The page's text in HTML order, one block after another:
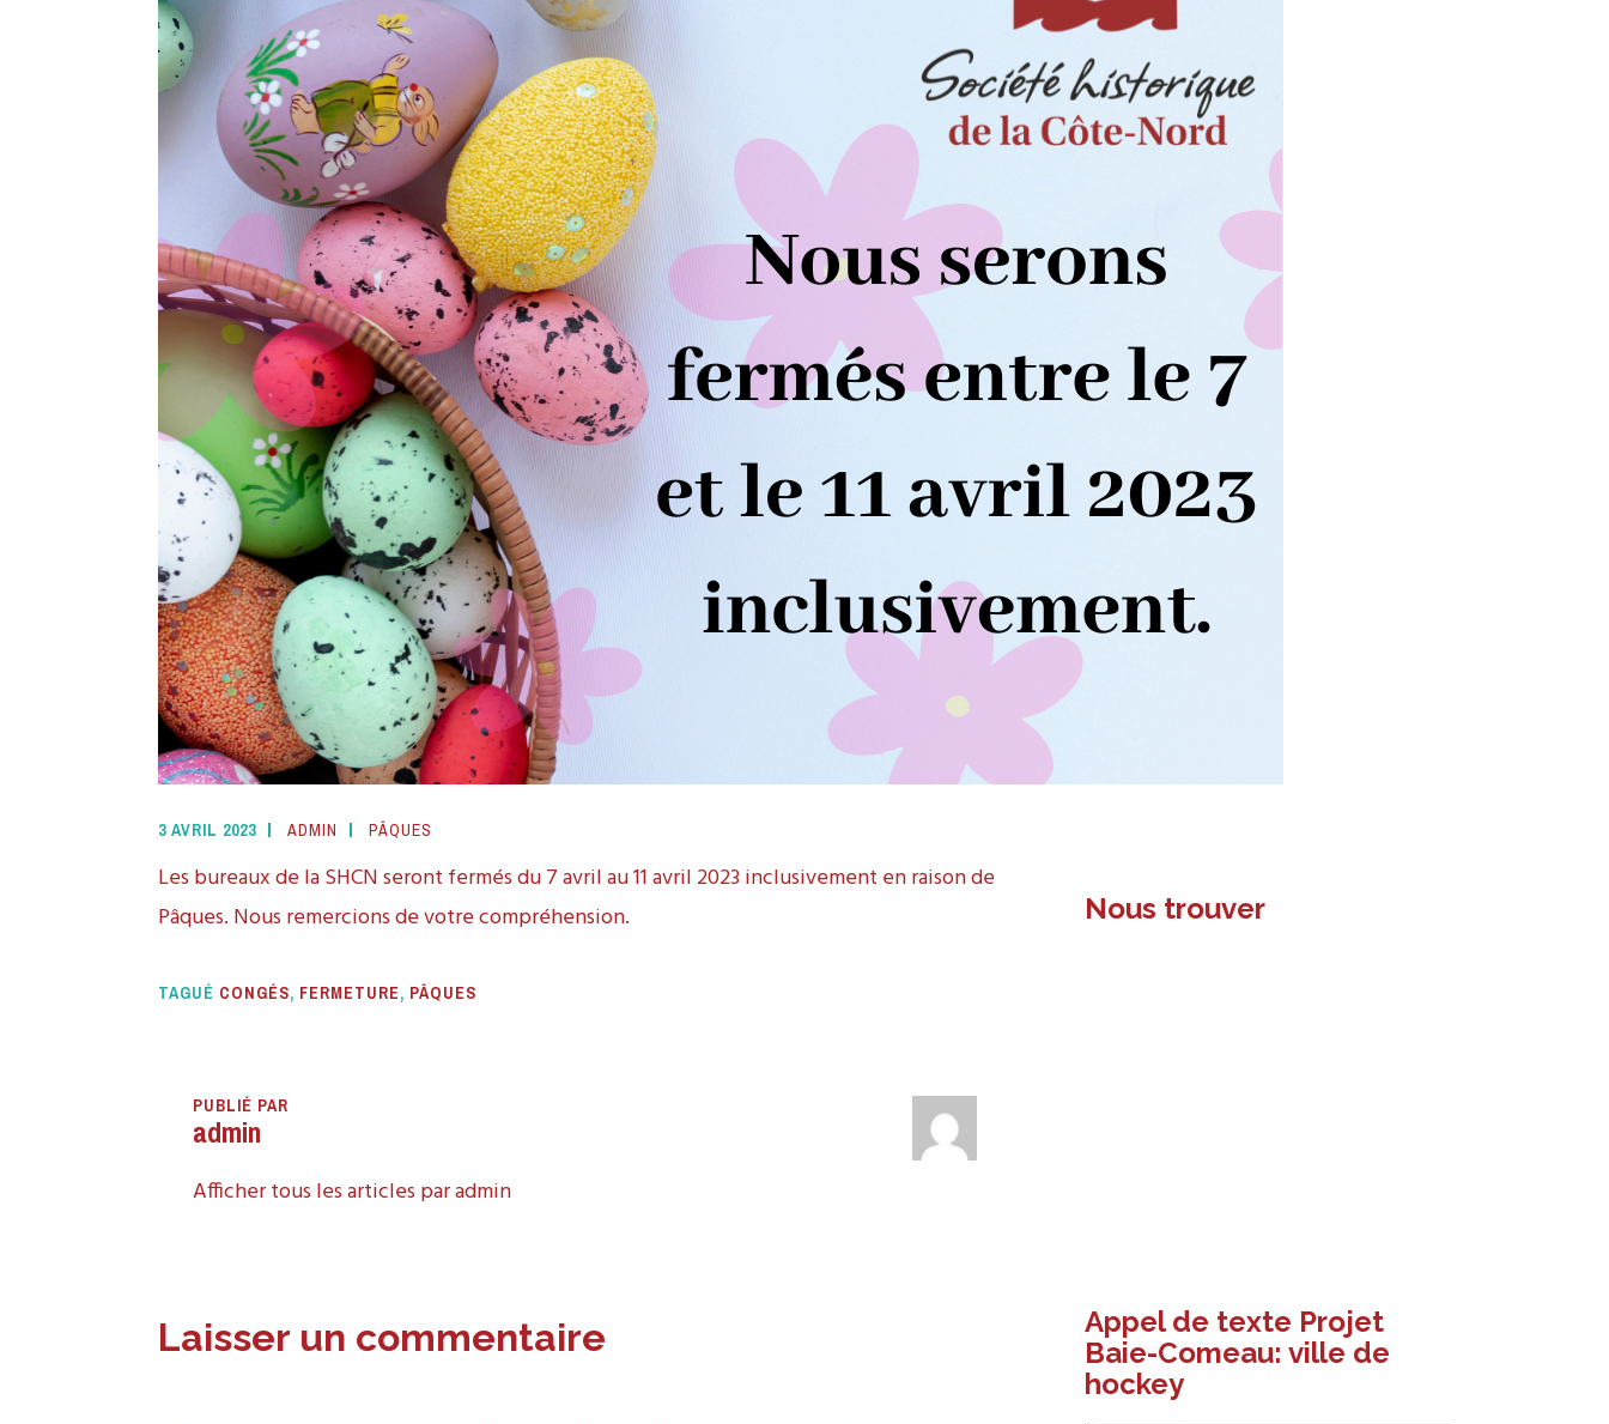
3 AVRIL 2023 ADMIN PÂQUES
Les bureaux de la SHCN seront fermés du 7 avril au 11 avril 2023 inclusivement en raison de
Pâques. Nous remercions de votre compréhension.
TAGUÉ CONGÉS, FERMETURE, PÂQUES
PUBLIÉ PAR
admin
Afficher tous les articles par admin
Laisser un commentaire
Nous trouver
Appel de texte Projet
Baie-Comeau: ville de
hockey